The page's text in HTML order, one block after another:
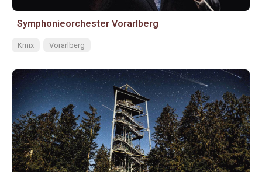
Symphonieorchester Vorarlberg
Kmix Vorarlberg